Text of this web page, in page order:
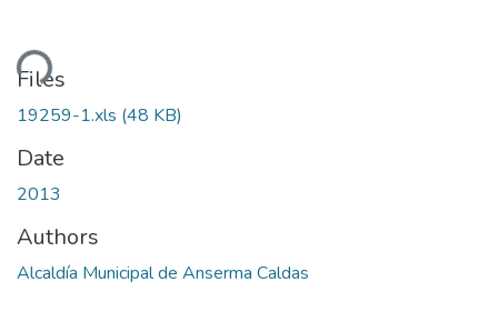
Files
19259-1.xls (48 KB)
Date
2013
Authors
Alcaldía Municipal de Anserma Caldas